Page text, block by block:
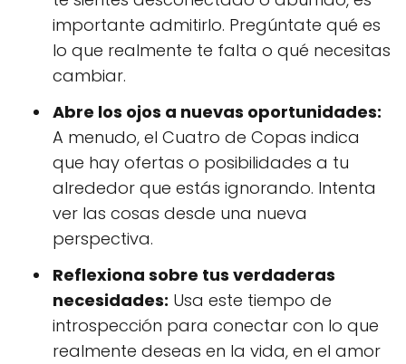
importante admitirlo. Pregúntate qué es
lo que realmente te falta o qué necesitas
cambiar.
Abre los ojos a nuevas oportunidades:
A menudo, el Cuatro de Copas indica
que hay ofertas o posibilidades a tu
alrededor que estás ignorando. Intenta
ver las cosas desde una nueva
perspectiva.
Reflexiona sobre tus verdaderas
necesidades: Usa este tiempo de
introspección para conectar con lo que
realmente deseas en la vida, en el amor